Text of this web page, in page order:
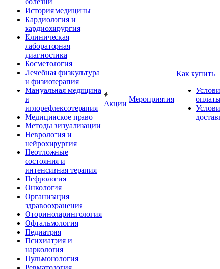
болезни
История медицины
Кардиология и
кардиохирургия
Клиническая
лабораторная
диагностика
Косметология
Лечебная физкультура
и физиотерапия
Мануальная медицина
и
иглорефлексотерапия
Медицинское право
Методы визуализации
Неврология и
нейрохирургия
Неотложные
состояния и
интенсивная терапия
Нефрология
Онкология
Организация
здравоохранения
Оториноларингология
Офтальмология
Педиатрия
Психиатрия и
наркология
Пульмонология
Ревматология
Акции
Мероприятия
Как купить
оплаты